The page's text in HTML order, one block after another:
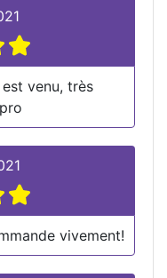
venu, très
vivement!